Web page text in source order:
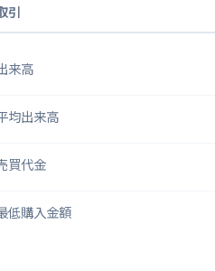
引
来高
均出来高
買代金
低購入金額